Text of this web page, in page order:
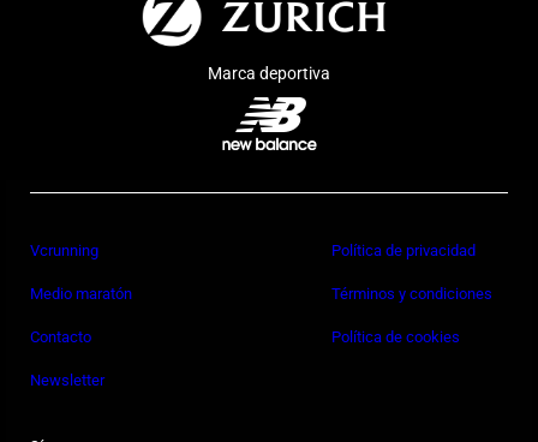
Marca deportiva
Vcrunning
Medio maratón
Contacto
Newsletter
Política de privacidad
Términos y condiciones
Política de cookies